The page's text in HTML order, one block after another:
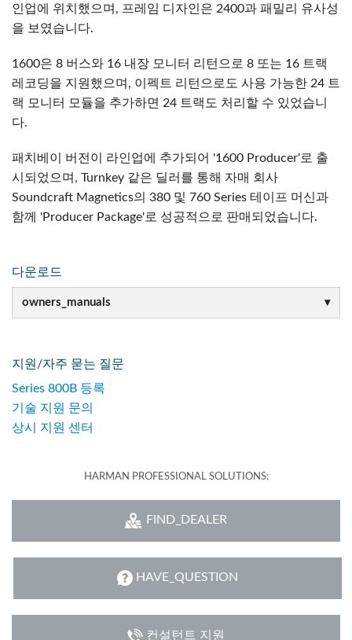
인업에 위치했으며, 프레임 디자인은 2400과 패밀리 유사성
을 보였습니다.
1600은 8 버스와 16 내장 모니터 리턴으로 8 또는 16 트랙
레코딩을 지원했으며, 이펙트 리턴으로도 사용 가능한 24 트
랙 모니터 모듈을 추가하면 24 트랙도 처리할 수 있었습니
다.
패치베이 버전이 라인업에 추가되어 '1600 Producer'로 출
시되었으며, Turnkey 같은 딜러를 통해 자매 회사
Soundcraft Magnetics의 380 및 760 Series 테이프 머신과
함께 'Producer Package'로 성공적으로 판매되었습니다.
다운로드
owners_manuals
지원/자주 묻는 질문
Series 800B 등록
기술 지원 문의
상시 지원 센터
HARMAN PROFESSIONAL SOLUTIONS:
FIND_DEALER
HAVE_QUESTION
컨설턴트 지원